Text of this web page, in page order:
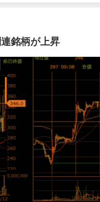
銘柄が上昇